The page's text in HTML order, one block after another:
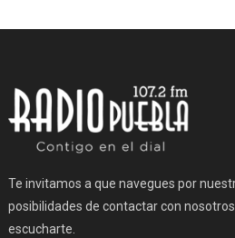
Te invitamos a que navegues por
posibilidades de contactar con
escucharte.